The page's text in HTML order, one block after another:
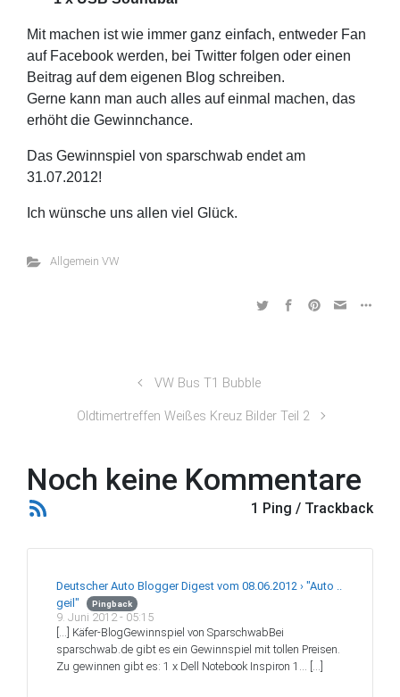
Mit machen ist wie immer ganz einfach, entweder Fan
auf Facebook werden, bei Twitter folgen oder einen
Beitrag auf dem eigenen Blog schreiben.
Gerne kann man auch alles auf einmal machen, das
erhöht die Gewinnchance.
Das Gewinnspiel von sparschwab endet am
31.07.2012!
Ich wünsche uns allen viel Glück.
Allgemein VW
VW Bus T1 Bubble
Oldtimertreffen Weißes Kreuz Bilder Teil 2
Noch keine Kommentare
1 Ping / Trackback
Deutscher Auto Blogger Digest vom 08.06.2012 › "Auto ..
geil"
Pingback
9. Juni 2012 - 05:15
[…] Käfer-BlogGewinnspiel von SparschwabBei
sparschwab.de gibt es ein Gewinnspiel mit tollen Preisen.
Zu gewinnen gibt es: 1 x Dell Notebook Inspiron 1… […]